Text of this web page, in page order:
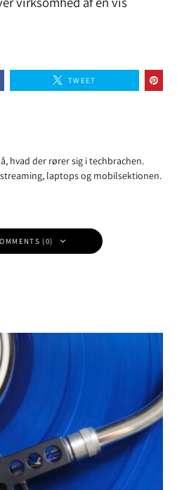
TWEET
hvad der rører sig i techbrachen.
laptops og mobilsektionen.
(0)